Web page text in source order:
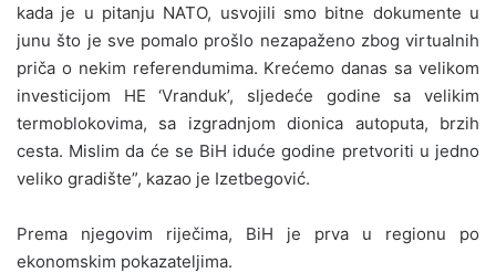
kada je u pitanju NATO, usvojili smo bitne dokumente u
junu što je sve pomalo prošlo nezapaženo zbog virtualnih
priča o nekim referendumima. Krećemo danas sa velikom
investicijom HE ‘Vranduk’, sljedeće godine sa velikim
termoblokovima, sa izgradnjom dionica autoputa, brzih
cesta. Mislim da će se BiH iduće godine pretvoriti u jedno
veliko gradište”, kazao je Izetbegović.
Prema njegovim riječima, BiH je prva u regionu po
ekonomskim pokazateljima.